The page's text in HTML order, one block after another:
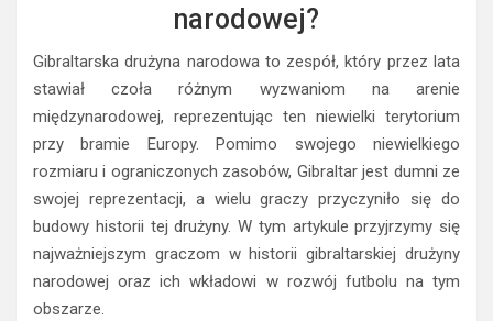
narodowej?
Gibraltarska drużyna narodowa to zespół, który przez lata
stawiał czoła różnym wyzwaniom na arenie
międzynarodowej, reprezentując ten niewielki terytorium
przy bramie Europy. Pomimo swojego niewielkiego
rozmiaru i ograniczonych zasobów, Gibraltar jest dumni ze
swojej reprezentacji, a wielu graczy przyczyniło się do
budowy historii tej drużyny. W tym artykule przyjrzymy się
najważniejszym graczom w historii gibraltarskiej drużyny
narodowej oraz ich wkładowi w rozwój futbolu na tym
obszarze.